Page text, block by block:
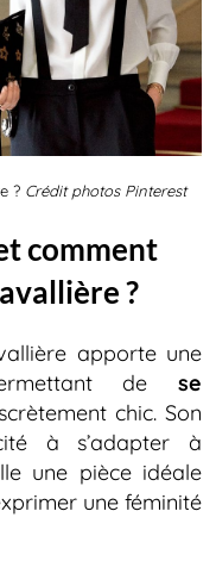
? Crédit photos Pinterest
comment
?
apporte une
de se
chic. Son
à s’adapter à
une pièce idéale
une féminité